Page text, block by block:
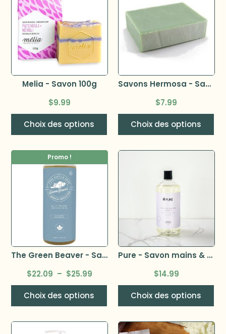
Melia - Savon 100g
$9.99
Choix des options
Savons Hermosa - Savon au lait de chèvre 120g
$7.99
Choix des options
Promo !
The Green Beaver - Savon Castille tournesol
$22.09 – $25.99
Choix des options
Pure - Savon mains & corps 1L
$14.99
Choix des options